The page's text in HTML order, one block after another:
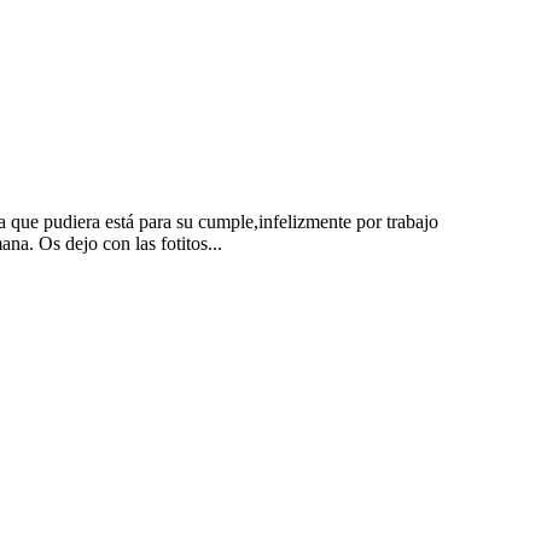
pudiera está para su cumple,infelizmente por trabajo
Os dejo con las fotitos...